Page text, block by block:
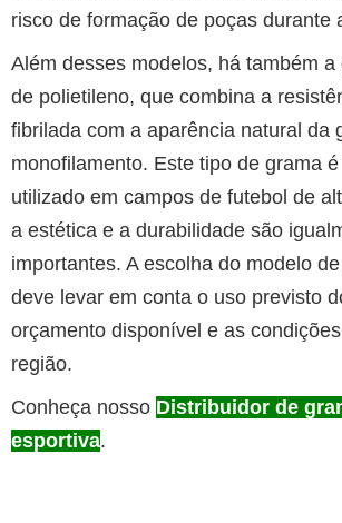
risco de formação de poças durante
Além desses modelos, há também
de polietileno, que combina a
fibrilada com a aparência natural da
monofilamento. Este tipo de grama
utilizado em campos de futebol de
a estética e a durabilidade são
importantes. A escolha do modelo
deve levar em conta o uso previsto
orçamento disponível e as
região.
Conheça nosso Distribuidor de
esportiva.